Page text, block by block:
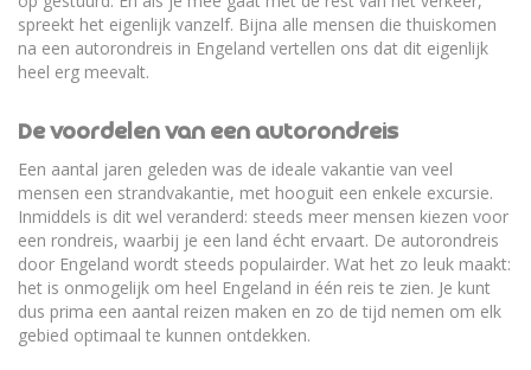
spreekt het eigenlijk vanzelf. Bijna alle mensen die thuiskomen
na een autorondreis in Engeland vertellen ons dat dit eigenlijk
heel erg meevalt.
De voordelen van een autorondreis
Een aantal jaren geleden was de ideale vakantie van veel
mensen een strandvakantie, met hooguit een enkele excursie.
Inmiddels is dit wel veranderd: steeds meer mensen kiezen voor
een rondreis, waarbij je een land écht ervaart. De autorondreis
door Engeland wordt steeds populairder. Wat het zo leuk maakt:
het is onmogelijk om heel Engeland in één reis te zien. Je kunt
dus prima een aantal reizen maken en zo de tijd nemen om elk
gebied optimaal te kunnen ontdekken.